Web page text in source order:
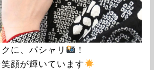
に、パシャリ
！
顔が輝いています